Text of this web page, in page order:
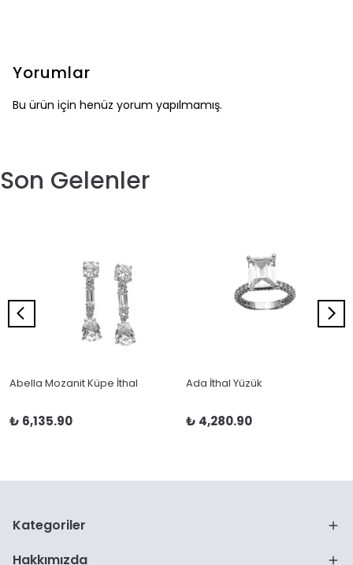
Yorumlar
Bu ürün için henüz yorum yapılmamış.
Son Gelenler
Abella Mozanit Küpe İthal
₺ 6,135.90
Ada İthal Yüzük
₺ 4,280.90
Kategoriler
Hakkımızda